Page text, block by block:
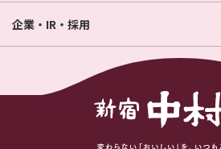
企業・IR・採用